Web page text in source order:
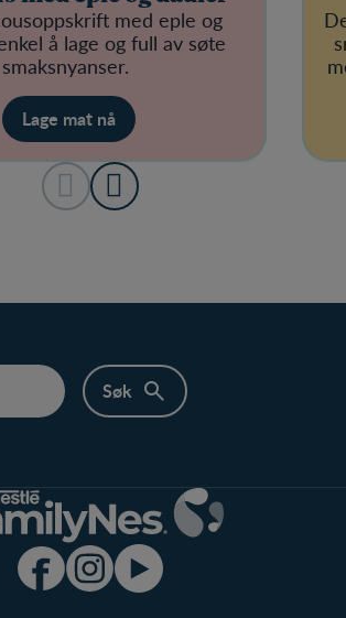
med eple og
å lage og full av søte
smaksnyanser.
Lage mat nå